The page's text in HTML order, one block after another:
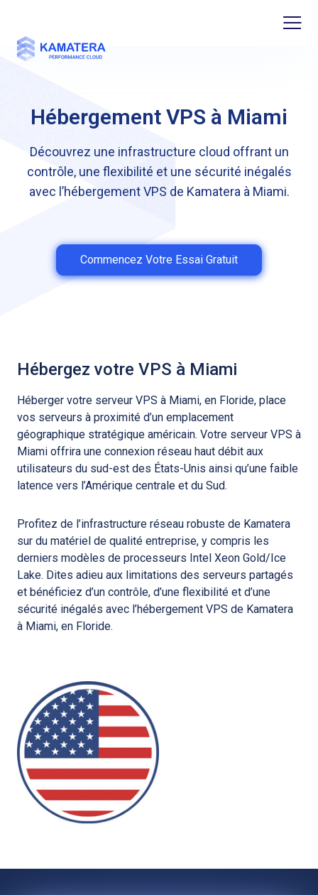
Hébergement VPS à Miami
Découvrez une infrastructure cloud offrant un
contrôle, une flexibilité et une sécurité inégalés
avec l’hébergement VPS de Kamatera à Miami.
Commencez Votre Essai Gratuit
Hébergez votre VPS à Miami
Héberger votre serveur VPS à Miami, en Floride, place
vos serveurs à proximité d’un emplacement
géographique stratégique américain. Votre serveur VPS à
Miami offrira une connexion réseau haut débit aux
utilisateurs du sud-est des États-Unis ainsi qu’une faible
latence vers l’Amérique centrale et du Sud.
Profitez de l’infrastructure réseau robuste de Kamatera
sur du matériel de qualité entreprise, y compris les
derniers modèles de processeurs Intel Xeon Gold/Ice
Lake. Dites adieu aux limitations des serveurs partagés
et bénéficiez d’un contrôle, d’une flexibilité et d’une
sécurité inégalés avec l’hébergement VPS de Kamatera
à Miami, en Floride.